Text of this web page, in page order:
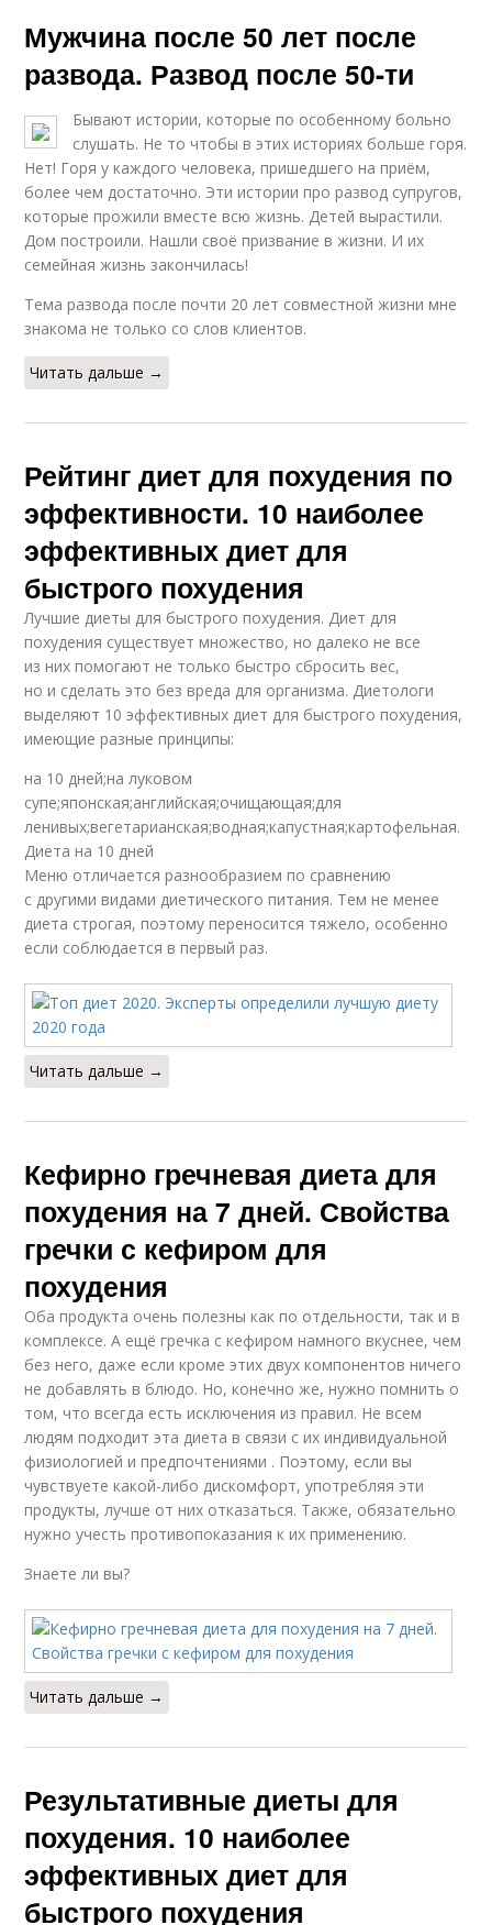
Диеты для здоровья Современные диеты
Диета на протеине Протеиновая диета
Голливудская диета
Средиземноморская
Полезная диета
Кремлевская диета Сливы при диете
Вред для похудения Сливы при диет
Сливовая диета
Компот для
похудения
Немецкая диета
Эффективная диета
Результативное
Диета для убирания Диета на похудение
Жёсткая диета
Диета для быстрого
похудения
Питьевая диета Мясо для похудения
Мясная диета Рыба для похудения
Мужчина после 50 лет после
развода. Развод после 50-ти
Бывают истории, которые по особенному больно
слушать. Не то чтобы в этих историях больше горя.
Нет! Горя у каждого человека, пришедшего на приём,
более чем достаточно. Эти истории про развод супругов,
которые прожили вместе всю жизнь. Детей вырастили.
Дом построили. Нашли своё призвание в жизни. И их
семейная жизнь закончилась!
Тема развода после почти 20 лет совместной жизни мне
знакома не только со слов клиентов.
Читать дальше →
Рейтинг диет для похудения по
эффективности. 10 наиболее
эффективных диет для
быстрого похудения
Лучшие диеты для быстрого похудения. Диет для
похудения существует множество, но далеко не все
из них помогают не только быстро сбросить вес,
но и сделать это без вреда для организма. Диетологи
выделяют 10 эффективных диет для быстрого похудения,
имеющие разные принципы:
на 10 дней;на луковом
супе;японская;английская;очищающая;для
ленивых;вегетарианская;водная;капустная;картофельная.
Диета на 10 дней
Меню отличается разнообразием по сравнению
с другими видами диетического питания. Тем не менее
диета строгая, поэтому переносится тяжело, особенно
если соблюдается в первый раз.
Читать дальше →
Кефирно гречневая диета для
похудения на 7 дней. Свойства
гречки с кефиром для
похудения
Оба продукта очень полезны как по отдельности, так и в
комплексе. А ещё гречка с кефиром намного вкуснее, чем
без него, даже если кроме этих двух компонентов ничего
не добавлять в блюдо. Но, конечно же, нужно помнить о
том, что всегда есть исключения из правил. Не всем
людям подходит эта диета в связи с их индивидуальной
физиологией и предпочтениями . Поэтому, если вы
чувствуете какой-либо дискомфорт, употребляя эти
продукты, лучше от них отказаться. Также, обязательно
нужно учесть противопоказания к их применению.
Знаете ли вы?
Читать дальше →
Результативные диеты для
похудения. 10 наиболее
эффективных диет для
быстрого похудения